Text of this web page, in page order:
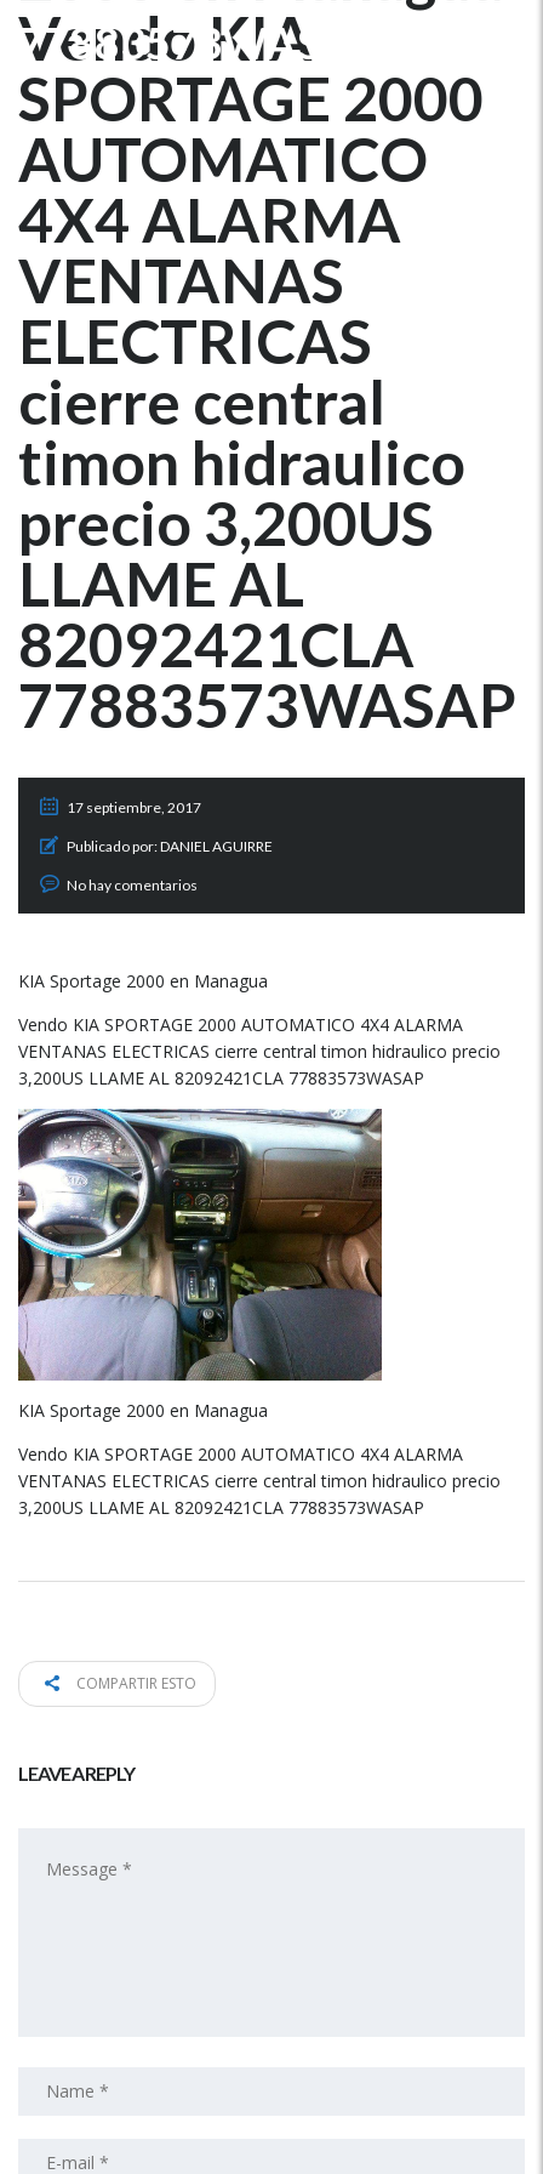
77883573WASAP
Vendo KIA
SPORTAGE 2000
AUTOMATICO
4X4 ALARMA
VENTANAS
ELECTRICAS
cierre central
timon hidraulico
precio 3,200US
LLAME AL
82092421CLA
77883573WASAP
17 septiembre, 2017
Publicado por:DANIEL AGUIRRE
No hay comentarios
KIA Sportage 2000 en Managua
Vendo KIA SPORTAGE 2000 AUTOMATICO 4X4 ALARMA
VENTANAS ELECTRICAS cierre central timon hidraulico precio
3,200US LLAME AL 82092421CLA 77883573WASAP
KIA Sportage 2000 en Managua
Vendo KIA SPORTAGE 2000 AUTOMATICO 4X4 ALARMA
VENTANAS ELECTRICAS cierre central timon hidraulico precio
3,200US LLAME AL 82092421CLA 77883573WASAP
COMPARTIR ESTO
LEAVE A REPLY